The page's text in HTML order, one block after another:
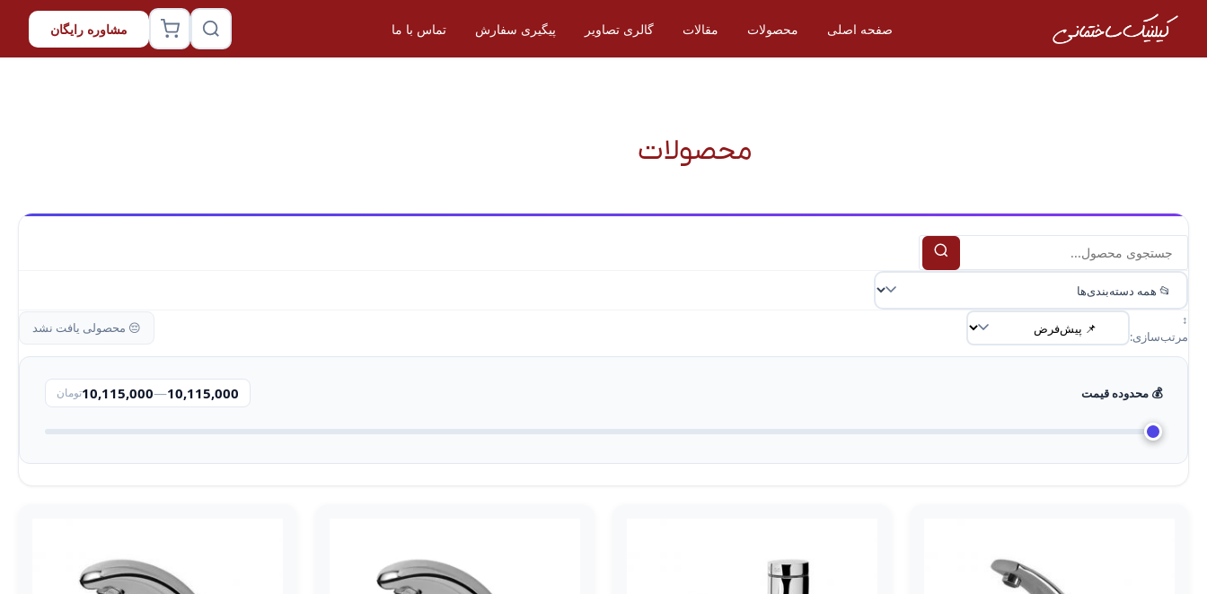
صفحه اصلی محصولات مقالات گالری تصاویر پیگیری سفارش تماس با ما مشاوره رایگان
محصولات
↕️
مرتب‌سازی:
😔 محصولی یافت نشد
💰 محدوده قیمت 10,115,000
—
10,115,000تومان